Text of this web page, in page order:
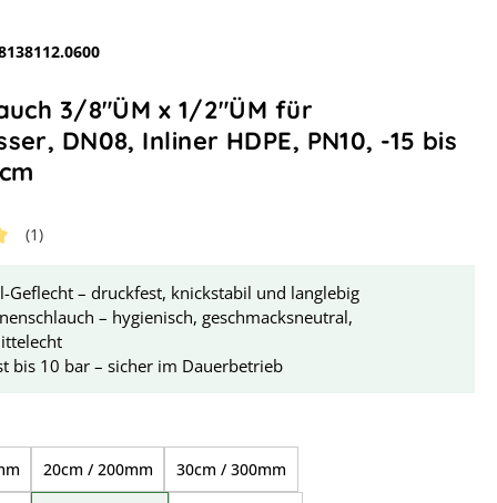
3/8"ÜM x 1/2"ÜM für
DN08, Inliner HDPE, PN10, -15 bis
(1)
Geflecht – druckfest, knickstabil und langlebig
– hygienisch, geschmacksneutral,
bis 10 bar – sicher im Dauerbetrieb
20cm / 200mm 30cm / 300mm